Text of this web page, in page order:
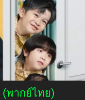
(พากย์ไทย)